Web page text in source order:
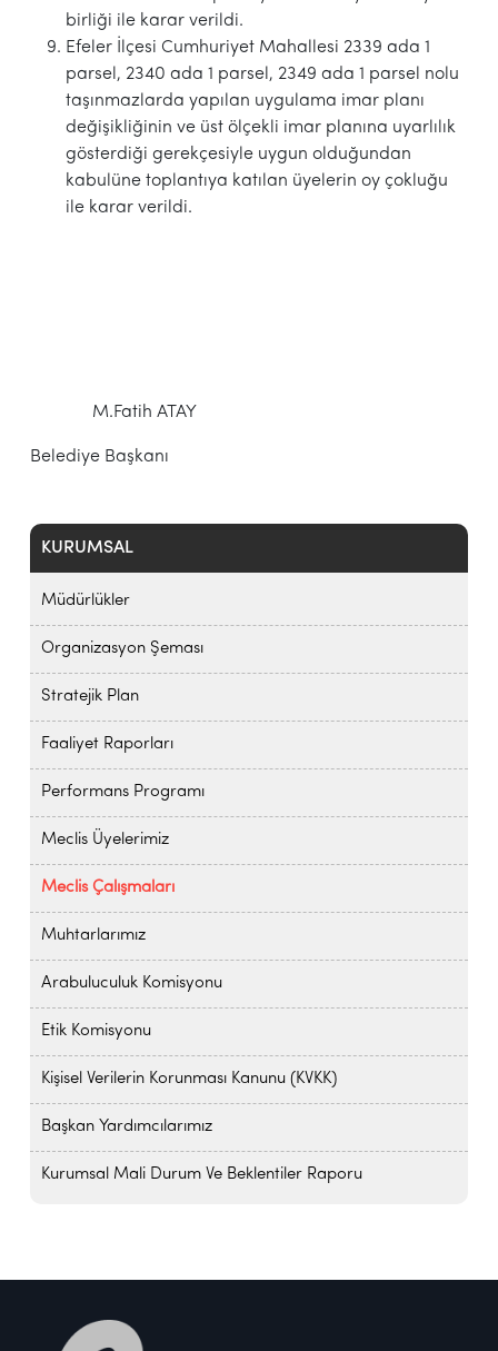
KURUMSAL
Müdürlükler
Organizasyon Şeması
Stratejik Plan
Faaliyet Raporları
Performans Programı
Meclis Üyelerimiz
Meclis Çalışmaları
Muhtarlarımız
Arabuluculuk Komisyonu
Etik Komisyonu
Kişisel Verilerin Korunması Kanunu (KVKK)
Başkan Yardımcılarımız
Kurumsal Mali Durum Ve Beklentiler Raporu
birliği ile karar verildi.
Efeler İlçesi Cumhuriyet Mahallesi 2339 ada 1
parsel, 2340 ada 1 parsel, 2349 ada 1 parsel nolu
taşınmazlarda yapılan uygulama imar planı
değişikliğinin ve üst ölçekli imar planına uyarlılık
gösterdiği gerekçesiyle uygun olduğundan
kabulüne toplantıya katılan üyelerin oy çokluğu
ile karar verildi.
M.Fatih ATAY
Belediye Başkanı